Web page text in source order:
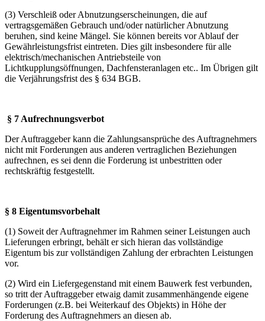
(3) Verschleiß oder Abnutzungserscheinungen, die auf
vertragsgemäßen Gebrauch und/oder natürlicher Abnutzung
beruhen, sind keine Mängel. Sie können bereits vor Ablauf der
Gewährleistungsfrist eintreten. Dies gilt insbesondere für alle
elektrisch/mechanischen Antriebsteile von
Lichtkupplungsöffnungen, Dachfensteranlagen etc.. Im Übrigen gilt
die Verjährungsfrist des § 634 BGB.
§ 7 Aufrechnungsverbot
Der Auftraggeber kann die Zahlungsansprüche des Auftragnehmers
nicht mit Forderungen aus anderen vertraglichen Beziehungen
aufrechnen, es sei denn die Forderung ist unbestritten oder
rechtskräftig festgestellt.
§ 8 Eigentumsvorbehalt
(1) Soweit der Auftragnehmer im Rahmen seiner Leistungen auch
Lieferungen erbringt, behält er sich hieran das vollständige
Eigentum bis zur vollständigen Zahlung der erbrachten Leistungen
vor.
(2) Wird ein Liefergegenstand mit einem Bauwerk fest verbunden,
so tritt der Auftraggeber etwaig damit zusammenhängende eigene
Forderungen (z.B. bei Weiterkauf des Objekts) in Höhe der
Forderung des Auftragnehmers an diesen ab.